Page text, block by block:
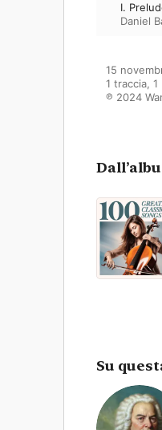
I.
Daniel
15
1 traccia, 1
℗ 2024
Su